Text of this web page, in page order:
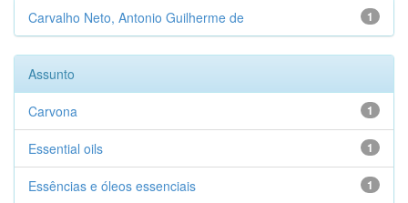
1
Carvalho Neto, Antonio Guilherme de
Assunto
1
Carvona
1
Essential oils
1
Essências e óleos essenciais